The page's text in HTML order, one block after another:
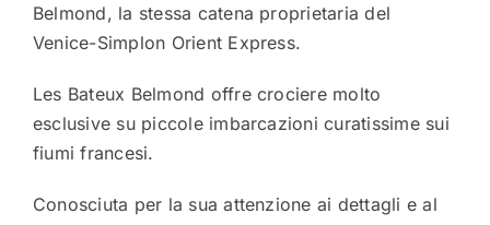
Belmond, la stessa catena proprietaria del
Venice-Simplon Orient Express.
Les Bateux Belmond offre crociere molto
esclusive su piccole imbarcazioni curatissime sui
fiumi francesi.
Conosciuta per la sua attenzione ai dettagli e al